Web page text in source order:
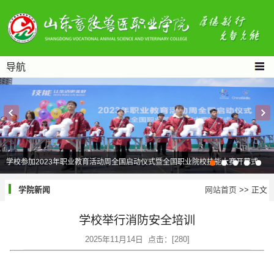
导航
学校参加2023年职业教育活动周全国启动仪式暨全国职业院校技能大赛开幕式
网站首页 >> 正文
学院新闻
学校举行消防安全培训
2025年11月14日 点击：[280]